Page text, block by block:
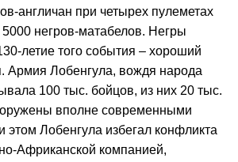
англичан при четырех пулеметах
негров-матабелов. Негры
летие того события – хороший
Армия Лобенгула, вождя народа
100 тыс. бойцов, из них 20 тыс.
вполне современными
этом Лобенгула избегал конфликта
Африканской компанией,